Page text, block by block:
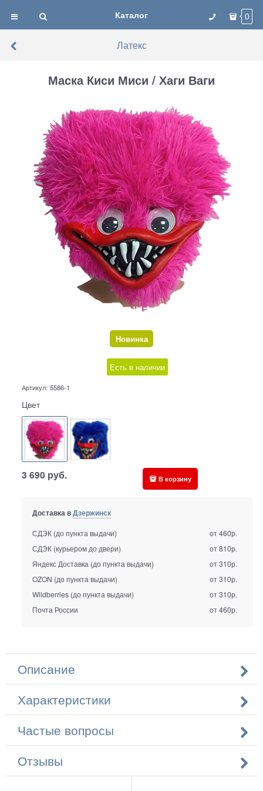
Каталог 0
Латекс
Маска Киси Миси / Хаги Ваги
Новинка
Есть в наличии
Артикул: 5586-1
Цвет
3 690 руб. В корзину
Доставка вДзержинск
СДЭК (до пункта выдачи)
от 460р.
СДЭК (курьером до двери)
от 810р.
Яндекс Доставка (до пункта выдачи)
от 310р.
OZON (до пункта выдачи)
от 310р.
Wildberries (до пункта выдачи)
от 310р.
Почта России
от 460р.
Описание
Характеристики
Частые вопросы
Отзывы